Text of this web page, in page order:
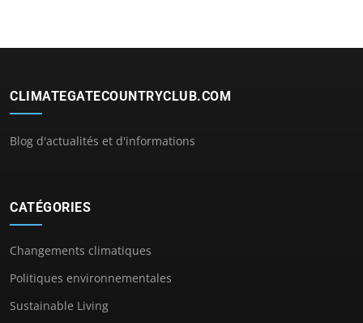
CLIMATEGATECOUNTRYCLUB.COM
Blog d'actualités et d'informations
CATÉGORIES
Changements climatiques
Politiques environnementales
Sustainable Living